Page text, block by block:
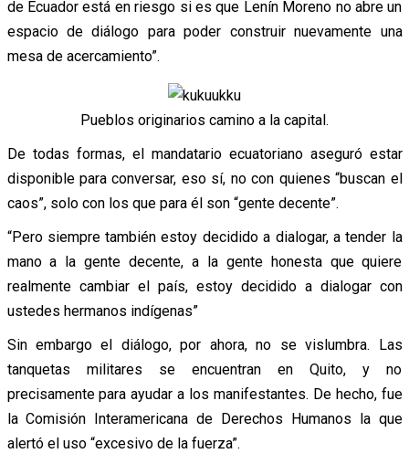
de Ecuador está en riesgo si es que Lenín Moreno no abre un
espacio de diálogo para poder construir nuevamente una
mesa de acercamiento”.
Pueblos originarios camino a la capital.
De todas formas, el mandatario ecuatoriano aseguró estar
disponible para conversar, eso sí, no con quienes “buscan el
caos”, solo con los que para él son “gente decente”.
“Pero siempre también estoy decidido a dialogar, a tender la
mano a la gente decente, a la gente honesta que quiere
realmente cambiar el país, estoy decidido a dialogar con
ustedes hermanos indígenas”
Sin embargo el diálogo, por ahora, no se vislumbra. Las
tanquetas militares se encuentran en Quito, y no
precisamente para ayudar a los manifestantes. De hecho, fue
la Comisión Interamericana de Derechos Humanos la que
alertó el uso “excesivo de la fuerza”.